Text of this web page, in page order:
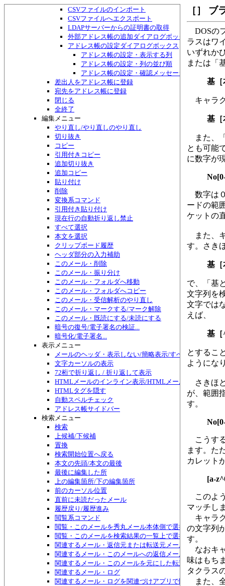
CSVファイルのインポート
CSVファイルへエクスポート
LDAPサーバーからの証明書の取得
外部アドレス帳の追加ダイアログボックス
アドレス帳の設定ダイアログボックス
アドレス帳の設定・表示する列
アドレス帳の設定・列の並び順
アドレス帳の設定・確認メッセージ
差出人をアドレス帳に登録
宛先をアドレス帳に登録
閉じる
全終了
編集メニュー
やり直し/やり直しのやり直し
切り抜き
コピー
引用付きコピー
追加切り抜き
追加コピー
貼り付け
削除
変換系コマンド
引用付き貼り付け
現在行の自動折り返し禁止
すべて選択
本文を選択
クリップボード履歴
ヘッダ部分の入力補助
このメール・削除
このメール・振り分け
このメール・フォルダへ移動
このメール・フォルダへコピー
このメール・受信解析のやり直し
このメール・マークする/マーク解除
このメール・既読にする/未読にする
暗号の復号/電子署名の検証...
暗号化/電子署名...
表示メニュー
メールのヘッダ・表示しない/簡略表示/すべて表示/切り
文字カーソルの表示
72桁で折り返し / 折り返して表示
HTMLメールのインライン表示/HTMLメール編集
HTMLタグを隠す
自動スペルチェック
アドレス帳サイドバー
検索メニュー
検索
上候補/下候補
置換
検索開始位置へ戻る
本文の先頭/本文の最後
最後に編集した所
上の編集箇所/下の編集箇所
前のカーソル位置
直前に未読だったメール
履歴戻り/履歴進み
閲覧系コマンド
閲覧・このメールを秀丸メール本体側で選択する
閲覧・このメールを検索結果の一覧上で選択する
関連するメール・返信元または転送元メール
関連するメール・このメールへの返信メール
関連するメール・このメールを元にした転送メール
関連するメール・ログ
関連するメール・ログを関連づけアプリで開く
［］ ブ
DOSの
ラスはワ
いずれか
または「
基［
キャラ
基［
また、
とも可能
に数字が
数字は
ードの範
ケットの
また、
す。さき
基［
で、「基
文字列を
文字では
えば、
基
とするこ
ようにな
さきほ
が、範囲
す。
こうす
ます。た
カレット
[a-
このよ
マッチし
キャラ
の文字列
す。
なおキ
味はもち
タクラス
また、